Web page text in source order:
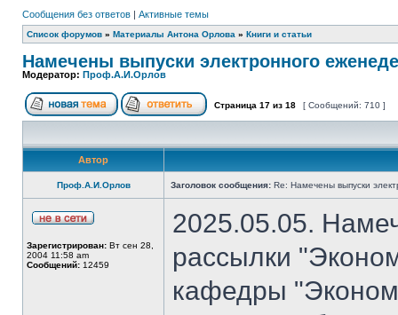
Сообщения без ответов | Активные темы
Список форумов » Материалы Антона Орлова » Книги и статьи
Намечены выпуски электронного
Модератор: Проф.А.И.Орлов
Страница 17 из 18 [ Сообщений: 710 ]
Автор
Проф.А.И.Орлов Заголовок сообщения: Re: Намечены выпуски
Зарегистрирован: Вт сен 28,
2004 11:58 am
Сообщений: 12459
2025.05.05.
рассылки
кафедры